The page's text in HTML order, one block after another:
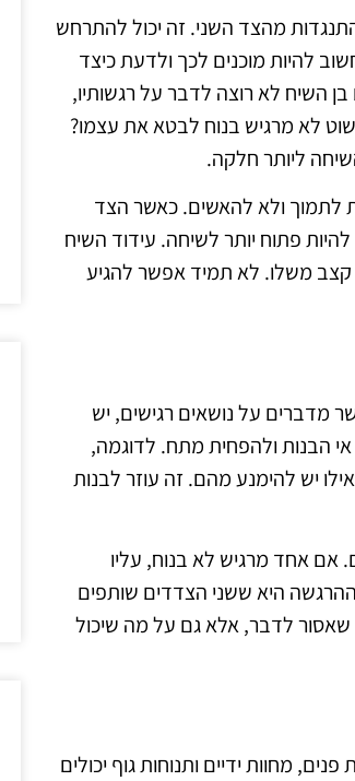
מהצד השני. זה יכול להתרחש
להיות מוכנים לכך ולדעת כיצד
השיח לא רוצה לדבר על רגשותיו,
לא מרגיש בנוח לבטא את עצמו?
ליותר חלקה.
לתמוך ולא להאשים. כאשר הצד
פתוח יותר לשיחה. עידוד השיח
קצב משלו. לא תמיד אפשר להגיע
מדברים על נושאים רגישים, יש
אי הבנות ולהפחית מתח. לדוגמה,
יש להימנע מהם. זה עוזר לבנות
אם אחד מרגיש לא בנוח, עליו
היא ששני הצדדים שותפים
שאסור לדבר, אלא גם על מה שיכול
מחוות ידיים ותנוחות גוף יכולים